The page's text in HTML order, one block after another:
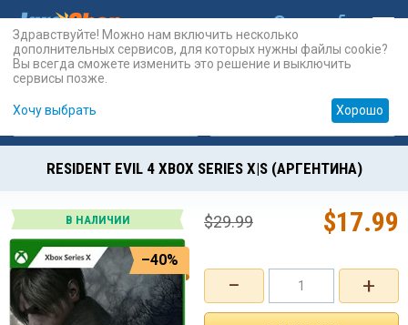
Карты Prepaid
RESIDENT EVIL 4 XBOX SERIES X|S (АРГЕНТИНА)
В НАЛИЧИИ
–40%
+
−
$17.99
$29.99
Здравствуйте! Можно нам включить несколько
дополнительных сервисов, для которых нужны файлы cookie?
Вы всегда сможете изменить это решение и выключить
сервисы позже.
Хочу выбрать Хорошо